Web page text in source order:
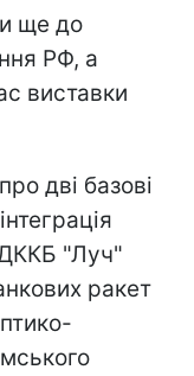
ще до
РФ, а
виставки
дві базові
"Луч"
ракет